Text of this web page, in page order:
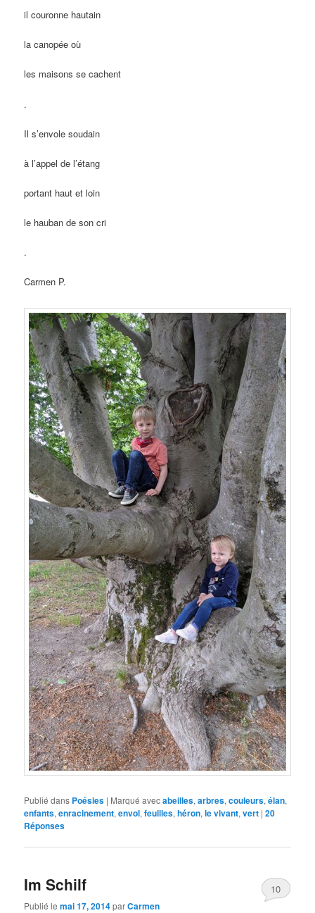
il couronne hautain
la canopée où
les maisons se cachent
.
Il s’envole soudain
à l’appel de l’étang
portant haut et loin
le hauban de son cri
.
Carmen P.
Publié dans Poésies | Marqué avecabeilles,arbres,couleurs,élan,
enfants,enracinement,envol,feuilles,héron,le vivant,vert |20
Réponses
Im Schilf
Publié lemai 17, 2014parCarmen
10